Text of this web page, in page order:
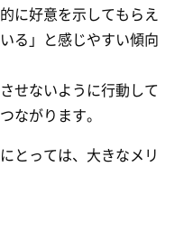
に好意を示してもらえ
る」と感じやすい傾向
せないように行動して
ながります。
とっては、大きなメリ